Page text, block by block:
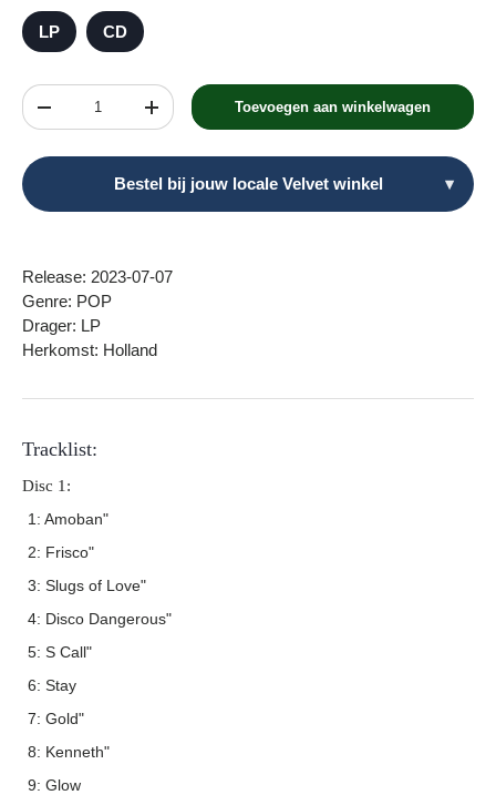
LP CD
Aantal
Verlaag de hoeveelheidVerhoog de hoeveelheidToevoegen aan winkelwagen
Bestel bij jouw locale Velvet winkel ▾
Release: 2023-07-07
Genre: POP
Drager: LP
Herkomst: Holland
Tracklist:
Disc 1:
1: Amoban"
2: Frisco"
3: Slugs of Love"
4: Disco Dangerous"
5: S Call"
6: Stay
7: Gold"
8: Kenneth"
9: Glow